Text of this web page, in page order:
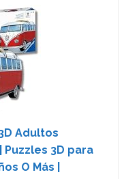
Adultos
3D para
O Más |